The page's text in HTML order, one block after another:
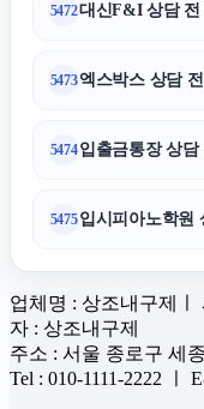
5472대신F&I 상담 전
5473엑스박스 상담
5474입출금통장 상담
5475입시피아노학원
업체명 : 상조내구제ㅣ
자 : 상조내구제
주소 : 서울 종로구 세
Tel : 010-1111-2222 ㅣ